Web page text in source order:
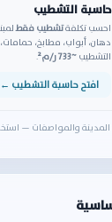
حاسبة التشطيب
احسب تكلفةتشطيب فقط
دهان، أبواب، مطابخ،
التشطيب~733 ر/م² .
افتح حاسبة التشطيب ←
والمواصفات —